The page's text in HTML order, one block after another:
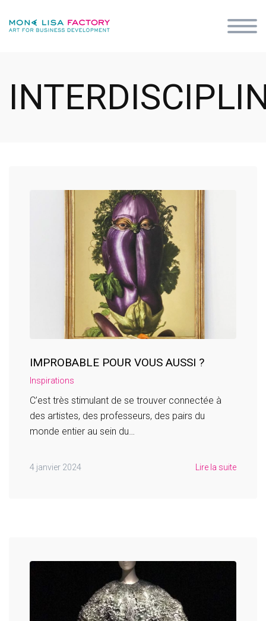
IMPROBABLE POUR VOUS AUSSI ?
Inspirations
C’est très stimulant de se trouver connectée à
des artistes, des professeurs, des pairs du
monde entier au sein du…
4 janvier 2024 Lire la suite